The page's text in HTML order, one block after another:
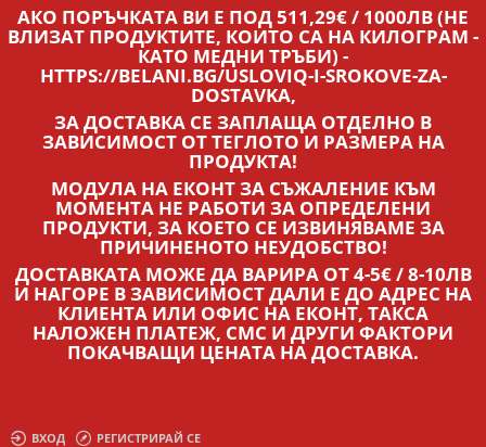
АКО ПОРЪЧКАТА ВИ Е ПОД 511,29€ / 1000ЛВ (НЕ
ВЛИЗАТ ПРОДУКТИТЕ, КОИТО СА НА КИЛОГРАМ -
КАТО МЕДНИ ТРЪБИ) -
HTTPS://BELANI.BG/USLOVIQ-I-SROKOVE-ZA-
DOSTAVKA,
ЗА ДОСТАВКА СЕ ЗАПЛАЩА ОТДЕЛНО В
ЗАВИСИМОСТ ОТ ТЕГЛОТО И РАЗМЕРА НА
ПРОДУКТА!
МОДУЛА НА ЕКОНТ ЗА СЪЖАЛЕНИЕ КЪМ
МОМЕНТА НЕ РАБОТИ ЗА ОПРЕДЕЛЕНИ
ПРОДУКТИ, ЗА КОЕТО СЕ ИЗВИНЯВАМЕ ЗА
ПРИЧИНЕНОТО НЕУДОБСТВО!
ДОСТАВКАТА МОЖЕ ДА ВАРИРА ОТ 4-5€ / 8-10ЛВ
И НАГОРЕ В ЗАВИСИМОСТ ДАЛИ Е ДО АДРЕС НА
КЛИЕНТА ИЛИ ОФИС НА ЕКОНТ, ТАКСА
НАЛОЖЕН ПЛАТЕЖ, СМС И ДРУГИ ФАКТОРИ
ПОКАЧВАЩИ ЦЕНАТА НА ДОСТАВКА.
ВХОД РЕГИСТРИРАЙ СЕ